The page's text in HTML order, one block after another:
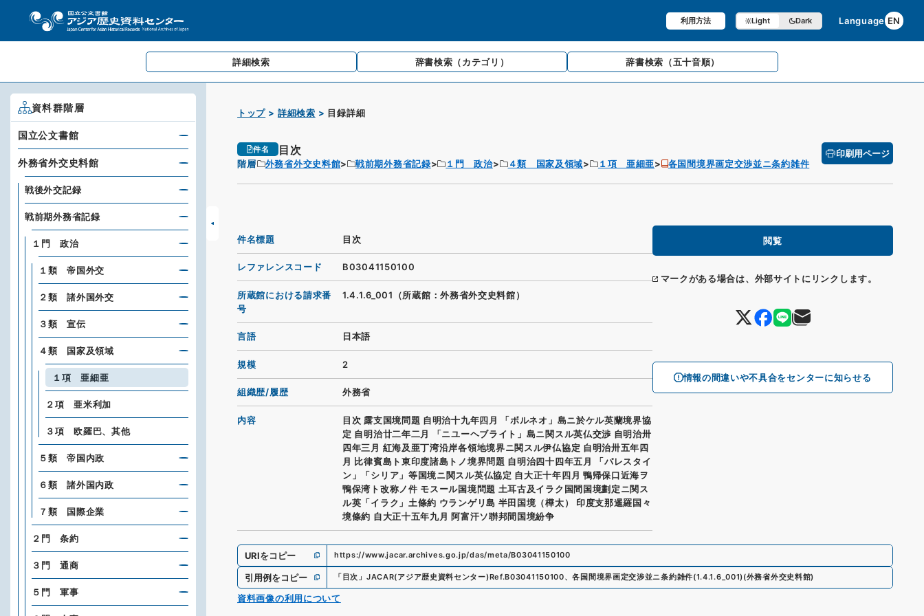
利用方法 Light Dark Language EN
詳細検索 辞書検索 （カテゴリ） 辞書検索 （五十音順）
トップ 詳細検索 目録詳細
件名 目次
階層 外務省外交史料館 戦前期外務省記録 １門 政治 ４類 国家及領域 １項 亜細亜 各国間境界画定交渉並ニ条約雑件
印刷用ページ
閲覧
マークがある場合は、外部サイトにリンクします。
情報の間違いや不具合をセンターに知らせる
件名標題 目次
レファレンスコード B03041150100
所蔵館における請求番
号
1.4.1.6_001（所蔵館：外務省外交史料館）
言語 日本語
規模 2
組織歴/履歴 外務省
内容
目次 露支国境問題 自明治十九年四月 「ボルネオ」島ニ於ケル英蘭境界協
定 自明治廿二年二月 「ニユーヘブライト」島ニ関スル英仏交渉 自明治卅
四年三月 紅海及亜丁湾沿岸各領地境界ニ関スル伊仏協定 自明治卅五年四
月 比律賓島ト東印度諸島トノ境界問題 自明治四十四年五月 「パレスタイ
ン」「シリア」等国境ニ関スル英仏協定 自大正十年四月 鴨帰保口近海ヲ
鴨保湾ト改称ノ件 モスール国境問題 土耳古及イラク国間国境劃定ニ関ス
ル英「イラク」土條約 ウランゲリ島 半田国境（樺太） 印度支那暹羅国々
境條約 自大正十五年九月 阿富汗ソ聨邦間国境紛争
URIをコピー https://www.jacar.archives.go.jp/das/meta/B03041150100
引用例をコピー 「目次 」 JACAR(アジア歴史資料センター)Ref.B03041150100、各国間境界画定交渉並ニ条約雑件(1.4.1.6_001)(外務省外交史料館)
資料画像の利用について
資料群階層
国立公文書館
外務省外交史料館
戦後外交記録
戦前期外務省記録
１門 政治
１類 帝国外交
２類 諸外国外交
３類 宣伝
４類 国家及領域
１項 亜細亜
２項 亜米利加
３項 欧羅巴、其他
５類 帝国内政
６類 諸外国内政
７類 国際企業
２門 条約
３門 通商
５門 軍事